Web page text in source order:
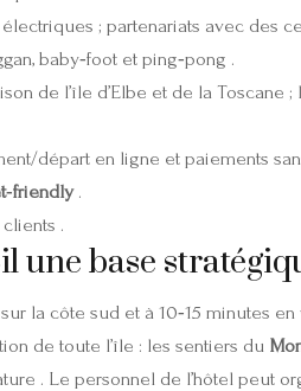
; partenariats avec des
baby‑foot et ping‑pong .
de l’île d’Elbe et de la
départ en ligne et paiements
.
.
une base
sur la côte sud et à 10‑15 minutes
de toute l’île : les sentiers du
. Le personnel de l’hôtel peut